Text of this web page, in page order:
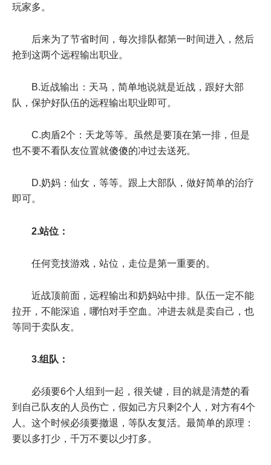
玩家多。
后来为了节省时间，每次排队都第一时间进入，然后
抢到这两个远程输出职业。
B.近战输出：天马，简单地说就是近战，跟好大部
队，保护好队伍的远程输出职业即可。
C.肉盾2个：天龙等等。虽然是要顶在第一排，但是
也不要不看队友位置就傻傻的冲过去送死。
D.奶妈：仙女，等等。跟上大部队，做好简单的治疗
即可。
2.站位：
任何竞技游戏，站位，走位是第一重要的。
近战顶前面，远程输出和奶妈站中排。队伍一定不能
拉开，不能深追，哪怕对手空血。冲进去就是卖自己，也
等同于卖队友。
3.组队：
必须要6个人组到一起，很关键，目的就是清楚的看
到自己队友的人员伤亡，假如己方只剩2个人，对方有4个
人。这个时候必须要撤退，等队友复活。最简单的原理：
要以多打少，千万不要以少打多。